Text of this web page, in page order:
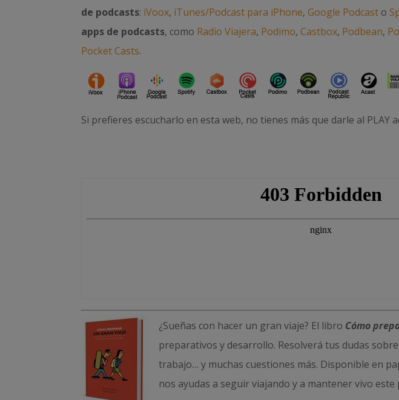
de podcasts: iVoox, iTunes/Podcast para iPhone,Google Podcast o
apps de podcasts, como Radio Viajera, Podimo,Castbox, Podbean,
Pocket Casts.
Si prefieres escucharlo en esta web, no tienes más que darle al PLAY
¿Sueñas con hacer un gran viaje? El libro Cómo
preparativos y desarrollo. Resolverá tus dudas
trabajo… y muchas cuestiones más. Disponible en
nos ayudas a seguir viajando y a mantener vivo este